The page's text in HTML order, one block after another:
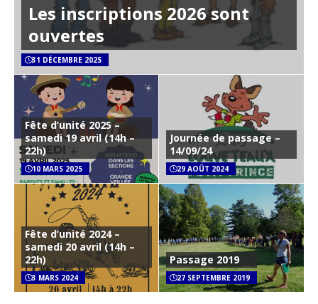
Les inscriptions 2026 sont
ouvertes
31 DÉCEMBRE 2025
Fête d’unité 2025 –
samedi 19 avril (14h –
22h)
10 MARS 2025
Journée de passage –
14/09/24
29 AOÛT 2024
Fête d’unité 2024 –
samedi 20 avril (14h –
22h)
3 MARS 2024
Passage 2019
27 SEPTEMBRE 2019